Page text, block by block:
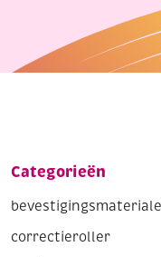
Categorieën
correctieroller